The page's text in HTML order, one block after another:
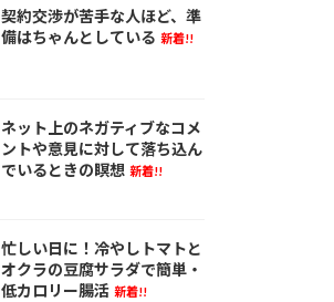
契約交渉が苦手な人ほど、準
備はちゃんとしている 新着!!
ネット上のネガティブなコメ
ントや意見に対して落ち込ん
でいるときの瞑想 新着!!
忙しい日に！冷やしトマトと
オクラの豆腐サラダで簡単・
低カロリー腸活 新着!!